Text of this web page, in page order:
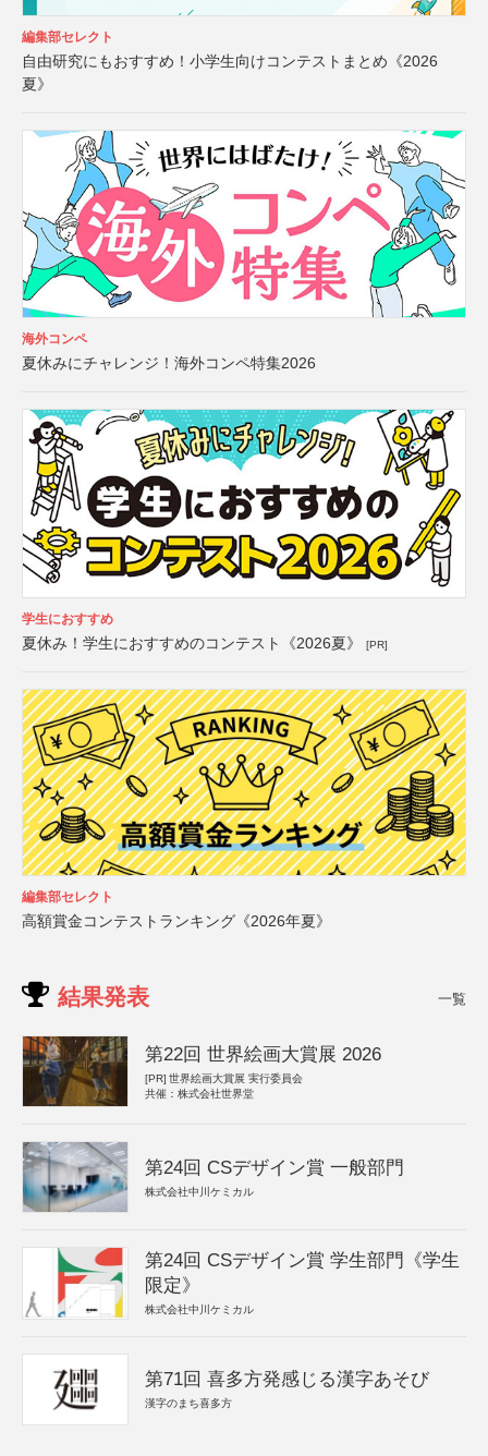
編集部セレクト
自由研究にもおすすめ！小学生向けコンテストまとめ《2026
夏》
海外コンペ
夏休みにチャレンジ！海外コンペ特集2026
学生におすすめ
夏休み！学生におすすめのコンテスト《2026夏》 [PR]
編集部セレクト
高額賞金コンテストランキング《2026年夏》
結果発表 一覧
第22回 世界絵画大賞展 2026
[PR] 世界絵画大賞展 実行委員会
共催：株式会社世界堂
第24回 CSデザイン賞 一般部門
株式会社中川ケミカル
第24回 CSデザイン賞 学生部門《学生
限定》
株式会社中川ケミカル
第71回 喜多方発感じる漢字あそび
漢字のまち喜多方